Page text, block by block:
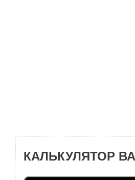
КАЛЬКУЛЯТОР